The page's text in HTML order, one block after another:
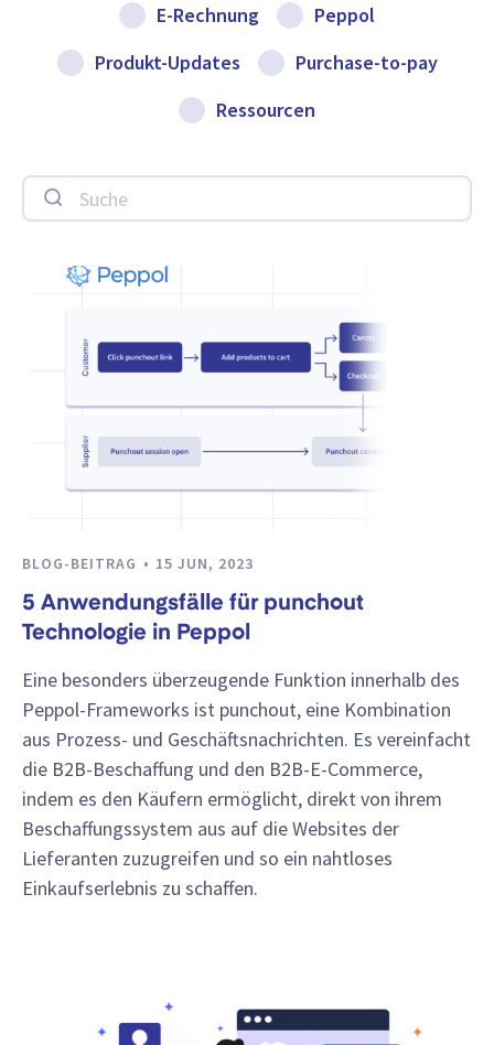
E-Rechnung
Peppol
Produkt-Updates
Purchase-to-pay
Ressourcen
Suche
BLOG-BEITRAG 15 JUN, 2023
5 Anwendungsfälle für punchout
Technologie in Peppol
Eine besonders überzeugende Funktion innerhalb des
Peppol-Frameworks ist punchout, eine Kombination
aus Prozess- und Geschäftsnachrichten. Es vereinfacht
die B2B-Beschaffung und den B2B-E-Commerce,
indem es den Käufern ermöglicht, direkt von ihrem
Beschaffungssystem aus auf die Websites der
Lieferanten zuzugreifen und so ein nahtloses
Einkaufserlebnis zu schaffen.